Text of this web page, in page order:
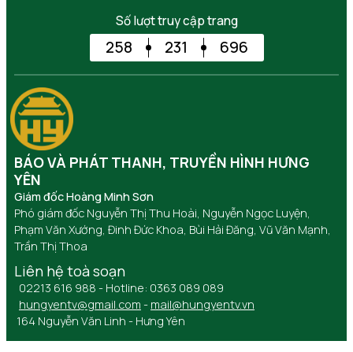
Số lượt truy cập trang
258 231 696
BÁO VÀ PHÁT THANH, TRUYỀN HÌNH HƯNG
YÊN
Giám đốc Hoàng Minh Sơn
Phó giám đốc Nguyễn Thị Thu Hoài, Nguyễn Ngọc Luyện,
Phạm Văn Xướng, Đinh Đức Khoa, Bùi Hải Đăng, Vũ Văn Mạnh,
Trần Thị Thoa
Liên hệ toà soạn
02213 616 988 - Hotline: 0363 089 089
hungyentv@gmail.com - mail@hungyentv.vn
164 Nguyễn Văn Linh - Hưng Yên